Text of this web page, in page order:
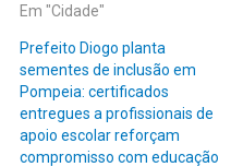
Em "Cidade"
Prefeito Diogo planta
sementes de inclusão em
Pompeia: certificados
entregues a profissionais de
apoio escolar reforçam
compromisso com educação